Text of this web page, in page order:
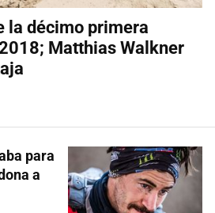
la décimo primera
Matthias Walkner
para
a